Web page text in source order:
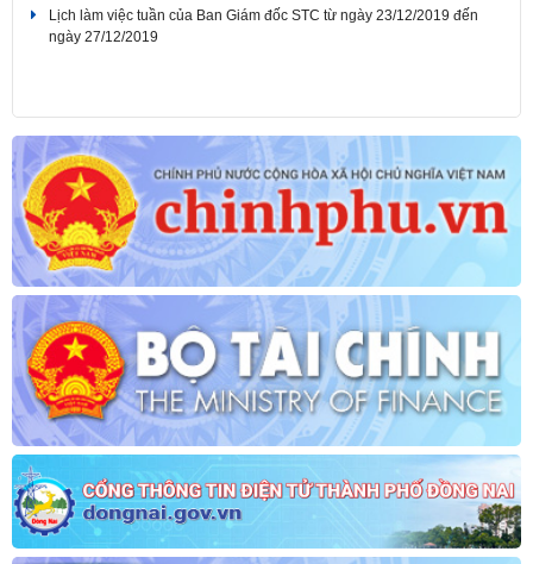
Lịch làm việc tuần của Ban Giám đốc STC từ ngày 07/10/2019 đến